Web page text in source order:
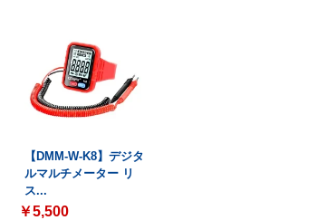
【DMM-W-K8】デジタ
ルマルチメーター リ
ス...
￥5,500